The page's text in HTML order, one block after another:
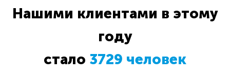
Нашими клиентами в этому
году
стало 3729 человек